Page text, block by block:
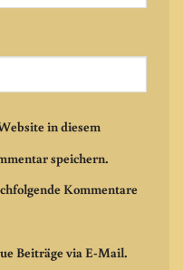
in diesem
speichern.
Kommentare
Beiträge via E-Mail.